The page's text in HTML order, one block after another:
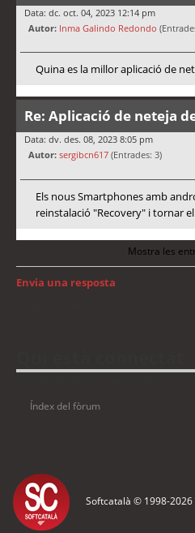
Data: dc. oct. 04, 2023 12:14 pm
Autor: Inma Galindo Redondo
Quina es la millor aplicació de
Re: Aplicació de neteja
Data: dv. des. 08, 2023 8:05 pm
Autor: sergibcn617 (Entrades: 3)
Els nous Smartphones amb
reinstalació "Recovery" i tornar
Mostra les
Envia una resposta
Índex del fòrum
Softcatalà © 1998-2026